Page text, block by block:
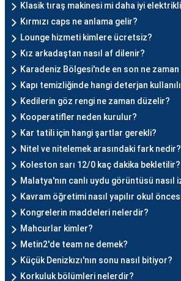
Klasik tıraş makinesi mi daha iyi
Kırmızı caps ne anlama gelir?
Lounge hizmeti kimlere ücretsiz?
Kız arkadaştan nasıl af dilenir?
Karadeniz Bölgesi'nde en son ne
Kapı temizliğinde hangi deterjan
Kedilerin göz rengi ne zaman düzelir?
Kooperatifler neden kurulur?
Kar tatili için hangi şartlar gerekli?
Nitel ve nitelemek arasındaki fark nedir?
Koleston sarı 12/0 kaç dakika bekletilir?
Malatya'nın canlı uydu görüntüsü nasıl
Kavram öğretimi nasıl yapılır okul
Kongrelerin maddeleri nelerdir?
Mahcurlar kimler?
Metin2'de team ne demek?
Küçük Denizkızı'nın sonu nasıl bitiyor?
Korkuluk bölümleri nelerdir?